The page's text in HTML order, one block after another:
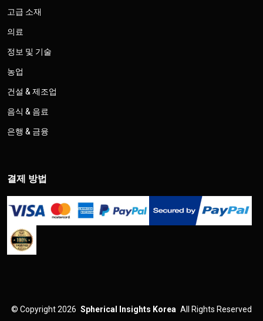
고급 소재
의료
정보 및 기술
농업
건설 & 제조업
음식 & 음료
은행 & 금융
결제 방법
© Copyright 2026 Spherical Insights Korea All Rights Reserved